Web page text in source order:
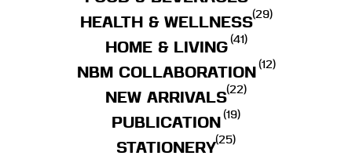
HEALTH & WELLNESS(29)
HOME & LIVING(41)
NBM COLLABORATION(12)
NEW ARRIVALS(22)
PUBLICATION(19)
STATIONERY(25)